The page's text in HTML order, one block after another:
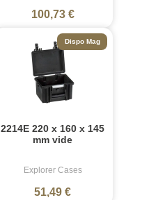
100,73 €
2214E 220 x 160 x 145
mm vide
Explorer Cases
51,49 €
Dispo Mag